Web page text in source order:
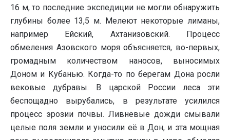
16 м, то последние экспедиции не могли обнаружить
глубины более 13,5 м. Мелеют некоторые лиманы,
например Ейский, Ахтанизовский. Процесс
обмеления Азовского моря объясняется, во-первых,
громадным количеством наносов, выносимых
Доном и Кубанью. Когда-то по берегам Дона росли
вековые дубравы. В царской России леса эти
беспощадно вырубались, в результате усилился
процесс эрозии почвы. Ливневые дожди смывали
целые поля земли и уносили её в Дон, и эта мощная